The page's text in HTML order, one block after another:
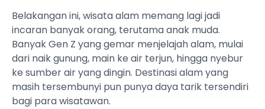
Belakangan ini, wisata alam memang lagi jadi
incaran banyak orang, terutama anak muda.
Banyak Gen Z yang gemar menjelajah alam, mulai
dari naik gunung, main ke air terjun, hingga nyebur
ke sumber air yang dingin. Destinasi alam yang
masih tersembunyi pun punya daya tarik tersendiri
bagi para wisatawan.